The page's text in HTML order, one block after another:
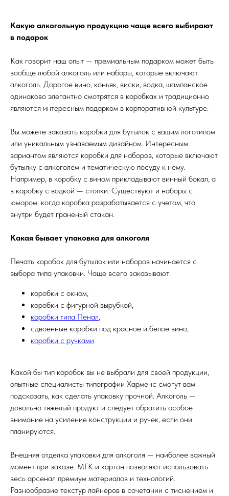
Какую алкогольную продукцию чаще всего выбирают
в подарок
Как говорит наш опыт — премиальным подарком может быть
вообще любой алкоголь или наборы, которые включают
алкоголь. Дорогое вино, коньяк, виски, водка, шампанское
одинаково элегантно смотрятся в коробках и традиционно
являются интересным подарком в корпоративной культуре.
Вы можете заказать коробки для бутылок с вашим логотипом
или уникальным узнаваемым дизайном. Интересным
вариантом являются коробки для наборов, которые включают
бутылку с алкоголем и тематическую посуду к нему.
Например, в коробку с вином прикладывают винный бокал, а
в коробку с водкой — стопки. Существуют и наборы с
юмором, когда коробка разрабатывается с учетом, что
внутри будет граненый стакан.
Какая бывает упаковка для алкоголя
Печать коробок для бутылок или наборов начинается с
выбора типа упаковки. Чаще всего заказывают:
коробки с окном,
коробки с фигурной вырубкой,
коробки типа Пенал,
сдвоенные коробки под красное и белое вино,
коробки с ручками.
Какой бы тип коробок вы не выбрали для своей продукции,
опытные специалисты типографии Харменс смогут вам
подсказать, как сделать упаковку прочной. Алкоголь —
довольно тяжелый продукт и следует обратить особое
внимание на усиление конструкции и ручек, если они
планируются.
Внешняя отделка упаковки для алкоголя — наиболее важный
момент при заказе. МГК и картон позволяют использовать
весь арсенал премиум материалов и технологий.
Разнообразие текстур лайнеров в сочетании с тиснением и